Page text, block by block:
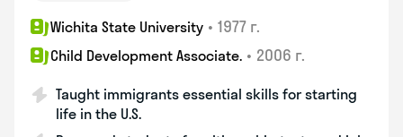
Wichita State University • 1977 г.
Child Development Associate. • 2006 г.
Taught immigrants essential skills for starting
life in the U.S.